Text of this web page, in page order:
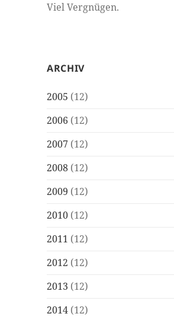
Viel Vergnügen.
ARCHIV
2005 (12)
2006 (12)
2007 (12)
2008 (12)
2009 (12)
2010 (12)
2011 (12)
2012 (12)
2013 (12)
2014 (12)